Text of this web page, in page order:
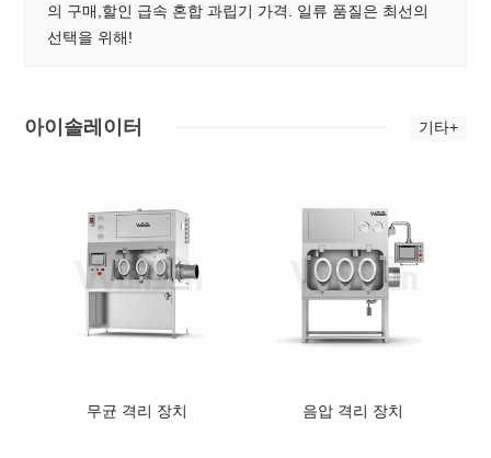
의 구매,할인 급속 혼합 과립기 가격. 일류 품질은 최선의
선택을 위해!
아이솔레이터 기타+
무균 격리 장치 음압 격리 장치